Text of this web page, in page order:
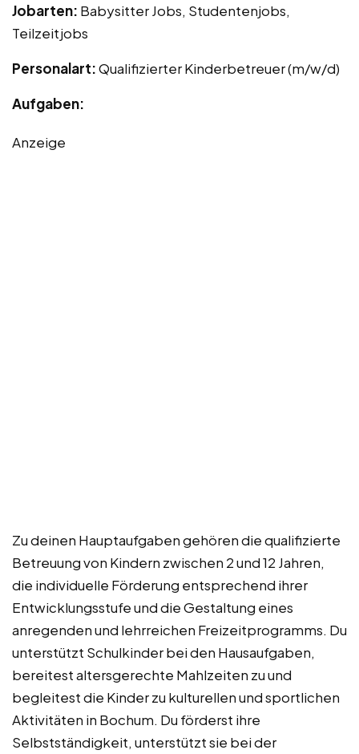
Jobarten: Babysitter Jobs, Studentenjobs,
Teilzeitjobs
Personalart:Qualifizierter Kinderbetreuer (m/w/d)
Aufgaben:
Anzeige
Zu deinen Hauptaufgaben gehören die qualifizierte
Betreuung von Kindern zwischen 2 und 12 Jahren,
die individuelle Förderung entsprechend ihrer
Entwicklungsstufe und die Gestaltung eines
anregenden und lehrreichen Freizeitprogramms. Du
unterstützt Schulkinder bei den Hausaufgaben,
bereitest altersgerechte Mahlzeiten zu und
begleitest die Kinder zu kulturellen und sportlichen
Aktivitäten in Bochum. Du förderst ihre
Selbstständigkeit, unterstützt sie bei der